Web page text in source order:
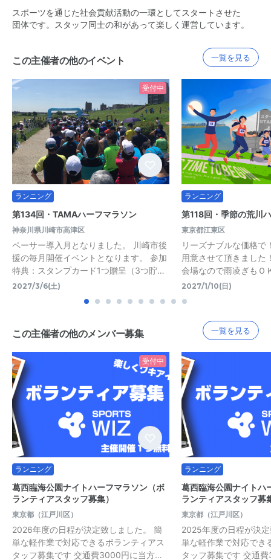
スポーツを通じた社会貢献活動の一環としてスタートさせた
団体です。スタッフ同士の和があって楽しく運営しています。
この主催者の他のイベント 一覧を見る
受付中
ランニング
第134回・TAMAハーフマラソン
神奈川県川崎市高津区
ペーサー導入月となりました。 川崎市後
援の毎月開催イベントとなります。 参加
特典：スタンプカード1つ贈呈（3つ貯…
2027/3/6(土)
ランニング
第118回・季節の荒川
東京都江東区
リーズナブルな価格で
用意させて頂きました
会場なので雨凌ぎもＯ
2027/1/10(日)
この主催者の他のメンバー募集 一覧を見る
受付中
ランニング
葛西臨海公園ナイトハーフマラソン（ボ
ランティアスタッフ募集）
東京都（江戸川区）
2026年度の日程が決定致しました。 簡
単な軽作業で対応できるボランティアス
タッフ募集です 交通費3000円に当方…
ランニング
葛西臨海公園ナイトハ
ランティアスタッフ募
東京都（江戸川区）
2025年度の日程が決
単な軽作業で対応でき
タッフ募集です 交通